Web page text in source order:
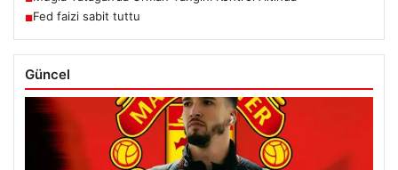
■Fed faizi sabit tuttu
Güncel